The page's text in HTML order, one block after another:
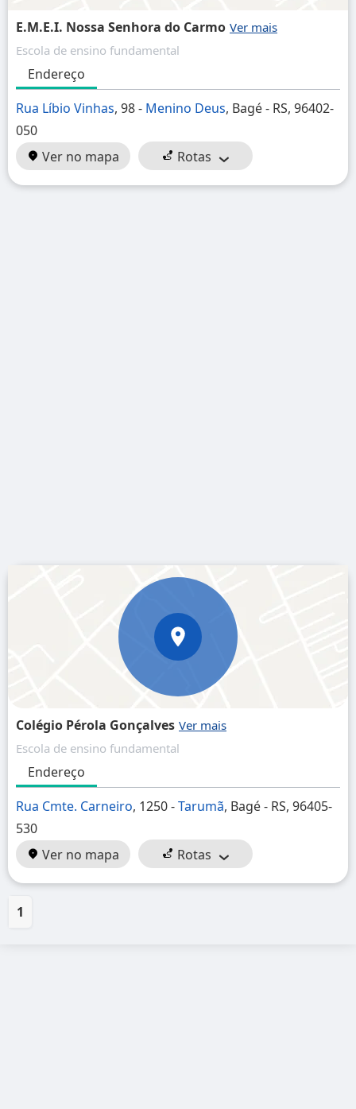
E.M.E.I. Nossa Senhora do Carmo
Escola de ensino fundamental
Endereço
Rua Líbio Vinhas, 98 - Menino Deus, Bagé - RS, 96402-
050
Ver no mapa
Rotas
Colégio Pérola Gonçalves
Escola de ensino fundamental
Endereço
Rua Cmte. Carneiro, 1250 -Tarumã, Bagé - RS, 96405-
530
Ver no mapa
Rotas
1